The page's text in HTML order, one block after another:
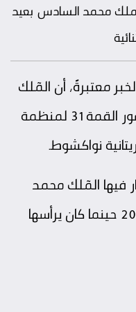
محمد السادس بعيد
معتبرةً، أن المٓلك
محمد السادس وافق على حضور القمة 31 لمنظمة
نواكشوط.
فيها المٓلك محمد
السادس موريتانيا، تعود لعام 2001 حينما كان يرأسها